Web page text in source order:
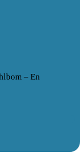
– En